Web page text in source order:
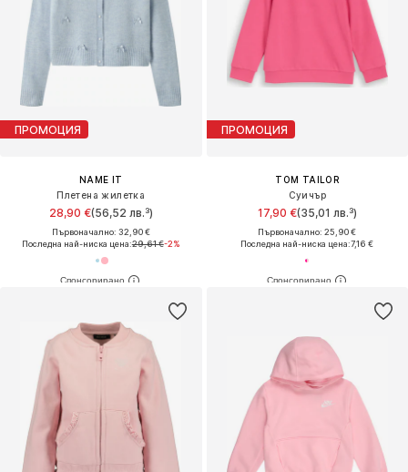
ПРОМОЦИЯ
NAME IT
Плетена жилетка
28,90 €(56,52 лв.³)
Първоначално: 32,90 €
Последна най-ниска цена:29,61 €-2%
ПРОМОЦИЯ
TOM TAILOR
Суичър
17,90 €(35,01 лв.³)
Първоначално: 25,90 €
Последна най-ниска цена:7,16 €